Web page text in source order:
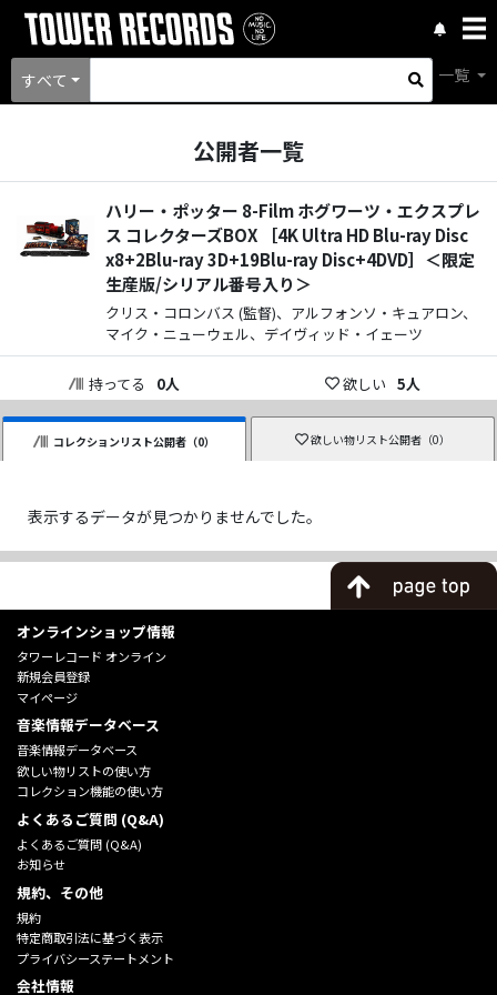
すべて 一覧
公開者一覧
ハリー・ポッター 8-Film ホグワーツ・エクスプレ
ス コレクターズBOX ［4K Ultra HD Blu-ray Disc
x8+2Blu-ray 3D+19Blu-ray Disc+4DVD］＜限定
生産版/シリアル番号入り＞
クリス・コロンバス (監督)、アルフォンソ・キュアロン、
マイク・ニューウェル、デイヴィッド・イェーツ
持ってる 0人 欲しい 5人
コレクションリスト公開者（0） 欲しい物リスト公開者（0）
表示するデータが見つかりませんでした。
オンラインショップ情報
タワーレコード オンライン
新規会員登録
マイページ
音楽情報データベース
音楽情報データベース
欲しい物リストの使い方
コレクション機能の使い方
よくあるご質問 (Q&A)
よくあるご質問 (Q&A)
お知らせ
規約、その他
規約
特定商取引法に基づく表示
プライバシーステートメント
会社情報